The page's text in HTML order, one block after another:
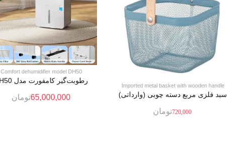
Imported metal basket with wooden handle
سبد فلزی مربع دسته چوبی (وارداتی)
720,000 تومان
Comfort dehumidifier model DH50
رطوبت‌گیر کامفورت مدل DH50
65,000,000تومان